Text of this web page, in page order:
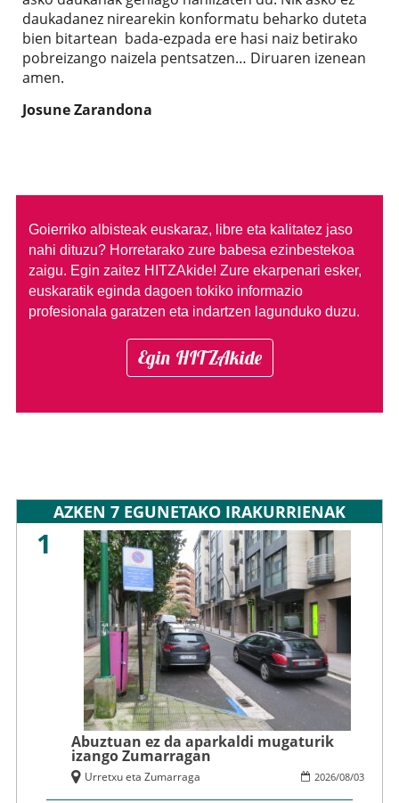
daukadanez nirearekin konformatu beharko duteta
bien bitartean bada-ezpada ere hasi naiz betirako
pobreizango naizela pentsatzen… Diruaren izenean
amen.
Josune Zarandona
Goierriko albisteak euskaraz, libre eta kalitatez jaso
nahi dituzu? Horretarako zure babesa ezinbestekoa
zaigu. Egin zaitez HITZAkide! Zure ekarpenari esker,
euskaratik eginda dagoen tokiko informazio
profesionala garatzen eta indartzen lagunduko duzu.
Egin HITZAkide
AZKEN 7 EGUNETAKO IRAKURRIENAK
1
Abuztuan ez da aparkaldi mugaturik
izango Zumarragan
2026/08/03
Urretxu eta Zumarraga